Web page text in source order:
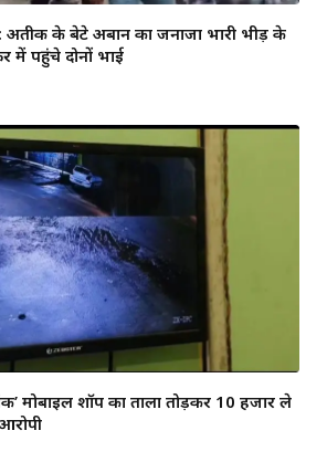
अतीक के बेटे अबान का जनाजा भारी भीड़ के
में पहुंचे दोनों भाई
मोबाइल शॉप का ताला तोड़कर ₹10 हजार ले